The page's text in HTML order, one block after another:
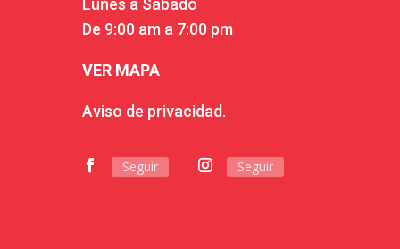
Lunes a Sábado
De 9:00 am a 7:00 pm
VER MAPA
Aviso de privacidad.
Seguir Seguir